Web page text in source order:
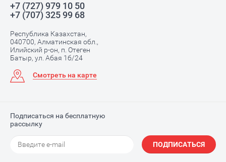
+7 (727) 979 10 50
+7 (707) 325 99 68
Республика Казахстан,
040700, Алматинская обл.,
Илийский р-он, п. Отеген
Батыр, ул. Абая 1б/24
Смотреть на карте
Подписаться на бесплатную
рассылку
ПОДПИСАТЬСЯ